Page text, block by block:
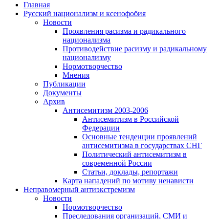
Главная
Русский национализм и ксенофобия
Новости
Проявления расизма и радикального
национализма
Противодействие расизму и радикальному
национализму
Нормотворчество
Мнения
Публикации
Документы
Архив
Антисемитизм 2003-2006
Антисемитизм в Российской
Федерации
Основные тенденции проявлений
антисемитизма в государствах СНГ
Политический антисемитизм в
современной России
Статьи, доклады, репортажи
Карта нападений по мотиву ненависти
Неправомерный антиэкстремизм
Новости
Нормотворчество
Преследования организаций, СМИ и